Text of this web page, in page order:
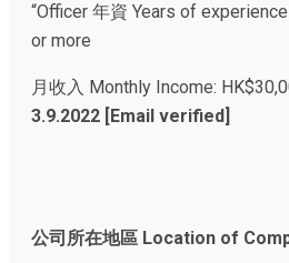
“Officer 年資 Years of
or more
月收入 Monthly Income:
3.9.2022 [Email verified]
公司所在地區 Location of